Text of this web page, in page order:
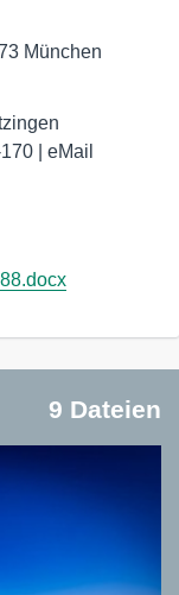
München
| eMail
9 Dateien